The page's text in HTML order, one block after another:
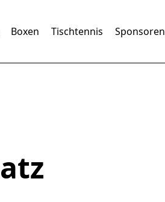
Boxen Tischtennis Sponsoren